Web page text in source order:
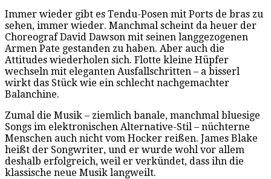
Immer wieder gibt es Tendu-Posen mit Ports de bras zu
sehen, immer wieder. Manchmal scheint da heuer der
Choreograf David Dawson mit seinen langgezogenen
Armen Pate gestanden zu haben. Aber auch die
Attitudes wiederholen sich. Flotte kleine Hüpfer
wechseln mit eleganten Ausfallschritten – a bisserl
wirkt das Stück wie ein schlecht nachgemachter
Balanchine.
Zumal die Musik – ziemlich banale, manchmal bluesige
Songs im elektronischen Alternative-Stil – nüchterne
Menschen auch nicht vom Hocker reißen. James Blake
heißt der Songwriter, und er wurde wohl vor allem
deshalb erfolgreich, weil er verkündet, dass ihn die
klassische neue Musik langweilt.